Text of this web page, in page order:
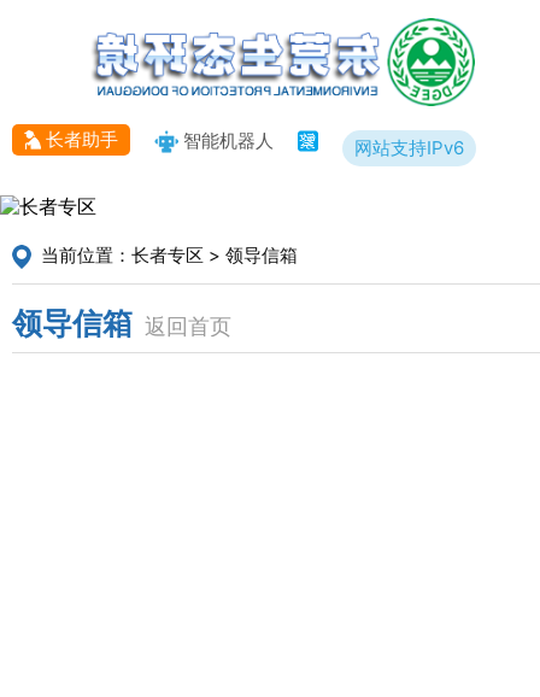
长者助手 智能机器人 网站支持IPv6
当前位置： 长者专区 > 领导信箱
领导信箱 返回首页